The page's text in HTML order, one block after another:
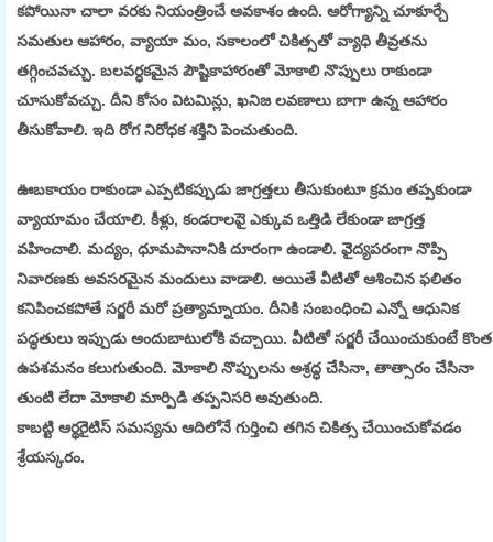
కపోయినా చాలా వరకు నియంత్రించే అవకాశం ఉంది. ఆరోగ్యాన్ని చూకూర్చే
సమతుల ఆహారం, వ్యాయా మం, సకాలంలో చికిత్సతో వ్యాధి తీవ్రతను
తగ్గించవచ్చు. బలవర్ధకమైన పౌష్టికాహారంతో మోకాలి నొప్పులు రాకుండా
చూసుకోవచ్చు. దీని కోసం విటమిన్లు, ఖనిజ లవణాలు బాగా ఉన్న ఆహారం
తీసుకోవాలి. ఇది రోగ నిరోధక శక్తిని పెంచుతుంది.
ఊబకాయం రాకుండా ఎప్పటికప్పుడు జాగ్రత్తలు తీసుకుంటూ క్రమం తప్పకుండా
వ్యాయామం చేయాలి. కీళ్లు, కండరాలపెై ఎక్కువ ఒత్తిడి లేకుండా జాగ్రత్త
వహించాలి. మద్యం, ధూమపానానికి దూరంగా ఉండాలి. వెైద్యపరంగా నొప్పి
నివారణకు అవసరమైన మందులు వాడాలి. అయితే వీటితో ఆశించిన ఫలితం
కనిపించకపోతే సర్జరీ మరో ప్రత్యామ్నాయం. దీనికి సంబంధించి ఎన్నో ఆధునిక
పద్ధతులు ఇప్పుడు అందుబాటులోకి వచ్చాయి. వీటితో సర్జరీ చేయించుకుంటే కొంత
ఉపశమనం కలుగుతుంది. మోకాలి నొప్పులను అశ్రద్ధ చేసినా, తాత్సారం చేసినా
తుంటి లేదా మోకాలి మార్పిడి తప్పనిసరి అవుతుంది.
కాబట్టి ఆర్థరెైటిస్‌ సమస్యను ఆదిలోనే గుర్తించి తగిన చికిత్స చేయించుకోవడం
శ్రేయస్కరం.